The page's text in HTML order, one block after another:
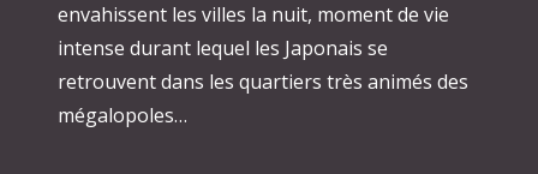
envahissent les villes la nuit, moment de vie
intense durant lequel les Japonais se
retrouvent dans les quartiers très animés des
mégalopoles…